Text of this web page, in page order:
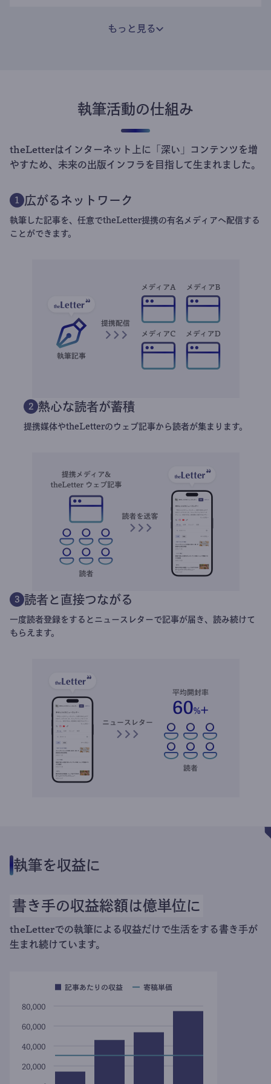
もっと見る
執筆活動の仕組み
theLetterはインターネット上に「深い」コンテンツを増
やすため、未来の出版インフラを目指して生まれました。
1 広がるネットワーク
執筆した記事を、任意でtheLetter提携の有名メディアへ配信する
ことができます。
2 熱心な読者が蓄積
提携媒体やtheLetterのウェブ記事から読者が集まります。
3 読者と直接つながる
一度読者登録をするとニュースレターで記事が届き、読み続けて
もらえます。
執筆を収益に
書き手の収益総額は億単位に
theLetterでの執筆による収益だけで生活をする書き手が
生まれ続けています。